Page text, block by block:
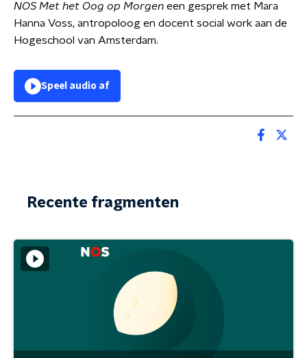
NOS Met het Oog op Morgen een gesprek met Mara
Hanna Voss, antropoloog en docent social work aan de
Hogeschool van Amsterdam.
Speel audio af
Recente fragmenten